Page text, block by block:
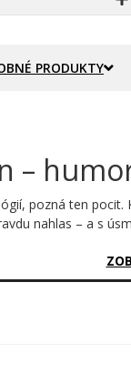
PRODUKTY
–
pozná ten
nahlas – a s
IT – tú
– „Incompetent